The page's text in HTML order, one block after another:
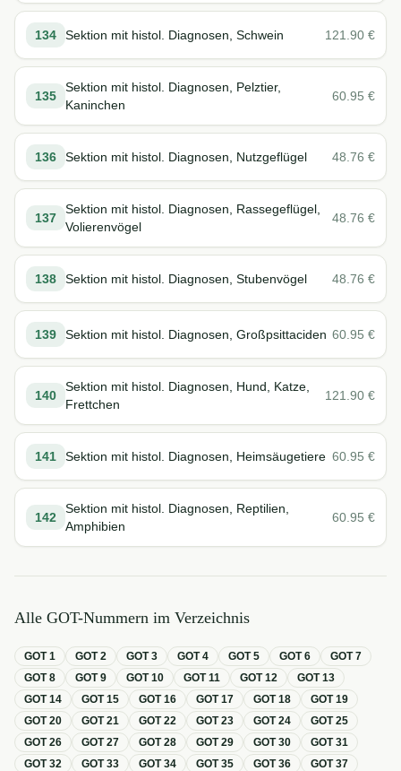
134 Sektion mit histol. Diagnosen, Schwein 121.90 €
135
Sektion mit histol. Diagnosen, Pelztier,
Kaninchen
60.95 €
136 Sektion mit histol. Diagnosen, Nutzgeflügel 48.76 €
137
Sektion mit histol. Diagnosen, Rassegeflügel,
Volierenvögel
48.76 €
138 Sektion mit histol. Diagnosen, Stubenvögel 48.76 €
139 Sektion mit histol. Diagnosen, Großpsittaciden 60.95 €
140
Sektion mit histol. Diagnosen, Hund, Katze,
Frettchen
121.90 €
141 Sektion mit histol. Diagnosen, Heimsäugetiere 60.95 €
142
Sektion mit histol. Diagnosen, Reptilien,
Amphibien
60.95 €
Alle GOT-Nummern im Verzeichnis
GOT1 GOT2 GOT3 GOT4 GOT5 GOT6 GOT7
GOT8 GOT9 GOT10 GOT11 GOT12 GOT13
GOT14 GOT15 GOT16 GOT17 GOT18 GOT19
GOT20 GOT21 GOT22 GOT23 GOT24 GOT25
GOT26 GOT27 GOT28 GOT29 GOT30 GOT31
GOT32 GOT33 GOT34 GOT35 GOT36 GOT37